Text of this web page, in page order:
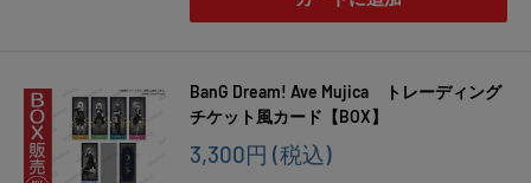
BanG Dream! Ave Mujica トレーディング
チケット風カード【BOX】
販
3,300円 (税込)